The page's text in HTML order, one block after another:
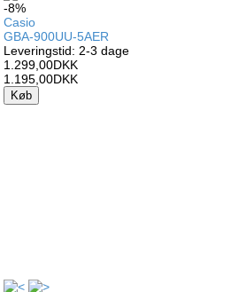
-8%
Casio
GBA-900UU-5AER
Leveringstid: 2-3 dage
1.299,00DKK
1.195,00DKK
Køb